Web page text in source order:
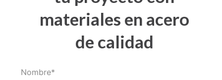
materiales en acero
de calidad